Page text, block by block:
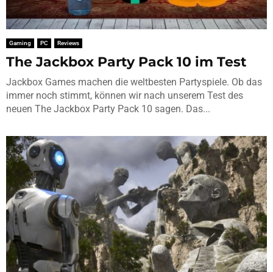
Gaming PC Reviews
The Jackbox Party Pack 10 im Test
Jackbox Games machen die weltbesten Partyspiele. Ob das
immer noch stimmt, können wir nach unserem Test des
neuen The Jackbox Party Pack 10 sagen. Das...